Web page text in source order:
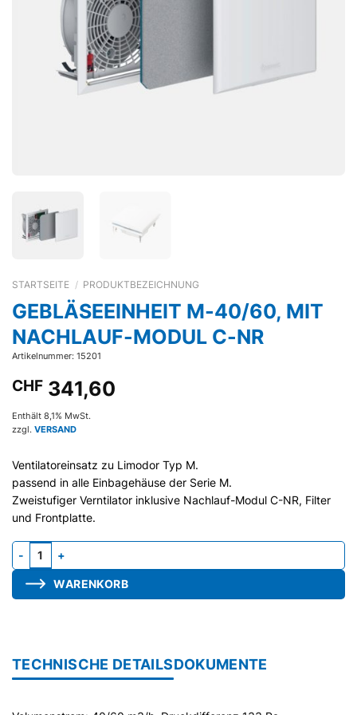
STARTSEITE / PRODUKTBEZEICHNUNG
GEBLÄSEEINHEIT M-40/60, MIT
NACHLAUF-MODUL C-NR
Artikelnummer: 15201
CHF 341,60
Enthält 8,1% MwSt.
zzgl. VERSAND
Ventilatoreinsatz zu Limodor Typ M.
passend in alle Einbagehäuse der Serie M.
Zweistufiger Verntilator inklusive Nachlauf-Modul C-NR, Filter
und Frontplatte.
Gebläseeinheit M-40/60, mit Nachlauf-Modul C-NR Menge
WARENKORB
TECHNISCHE DETAILSDOKUMENTE